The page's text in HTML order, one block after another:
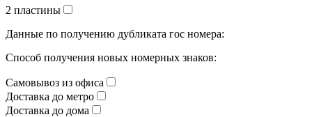
2 пластины
Данные по получению дубликата гос номера:
Способ получения новых номерных знаков:
Самовывоз из офиса
Доставка до метро
Доставка до дома